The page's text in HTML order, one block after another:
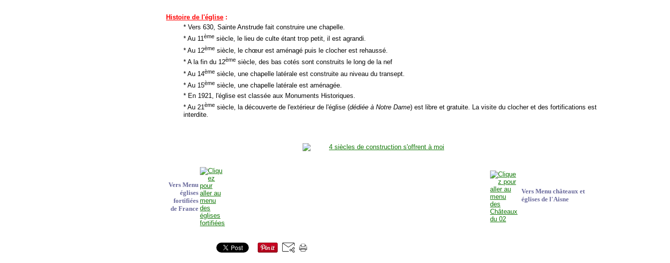
Histoire de l'église :
* Vers 630, Sainte Anstrude fait construire une chapelle.
* Au 11ème siècle, le lieu de culte étant trop petit, il est agrandi.
* Au 12ème siècle, le chœur est aménagé puis le clocher est rehaussé.
* A la fin du 12ème siècle, des bas cotés sont construits le long de la nef
* Au 14ème siècle, une chapelle latérale est construite au niveau du transept.
* Au 15ème siècle, une chapelle latérale est aménagée.
* En 1921, l'église est classée aux Monuments Historiques.
* Au 21ème siècle, la découverte de l'extérieur de l'église (dédiée à Notre Dame) est libre et gratuite. La visite du clocher et des fortifications est
interdite.
Vers Menu
églises
fortifiées
de France
Vers Menu châteaux et
églises de l'Aisne